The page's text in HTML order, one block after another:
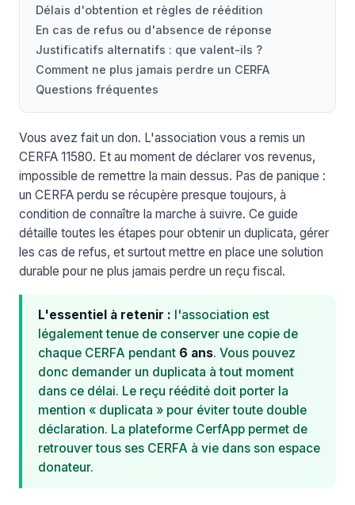
Délais d'obtention et règles de réédition
En cas de refus ou d'absence de réponse
Justificatifs alternatifs : que valent-ils ?
Comment ne plus jamais perdre un CERFA
Questions fréquentes
Vous avez fait un don. L'association vous a remis un
CERFA 11580. Et au moment de déclarer vos revenus,
impossible de remettre la main dessus. Pas de panique :
un CERFA perdu se récupère presque toujours, à
condition de connaître la marche à suivre. Ce guide
détaille toutes les étapes pour obtenir un duplicata, gérer
les cas de refus, et surtout mettre en place une solution
durable pour ne plus jamais perdre un reçu fiscal.
L'essentiel à retenir : l'association est
légalement tenue de conserver une copie de
chaque CERFA pendant 6 ans. Vous pouvez
donc demander un duplicata à tout moment
dans ce délai. Le reçu réédité doit porter la
mention « duplicata » pour éviter toute double
déclaration. La plateforme CerfApp permet de
retrouver tous ses CERFA à vie dans son espace
donateur.